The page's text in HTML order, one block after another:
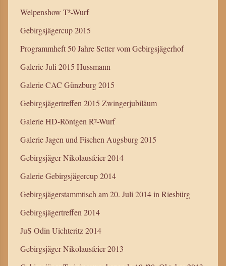
Welpenshow T²-Wurf
Gebirgsjägercup 2015
Programmheft 50 Jahre Setter vom Gebirgsjägerhof
Galerie Juli 2015 Hussmann
Galerie CAC Günzburg 2015
Gebirgsjägertreffen 2015 Zwingerjubiläum
Galerie HD-Röntgen R²-Wurf
Galerie Jagen und Fischen Augsburg 2015
Gebirgsjäger Nikolausfeier 2014
Galerie Gebirgsjägercup 2014
Gebirgsjägerstammtisch am 20. Juli 2014 in Riesbürg
Gebirgsjägertreffen 2014
JuS Odin Uichteritz 2014
Gebirgsjäger Nikolausfeier 2013